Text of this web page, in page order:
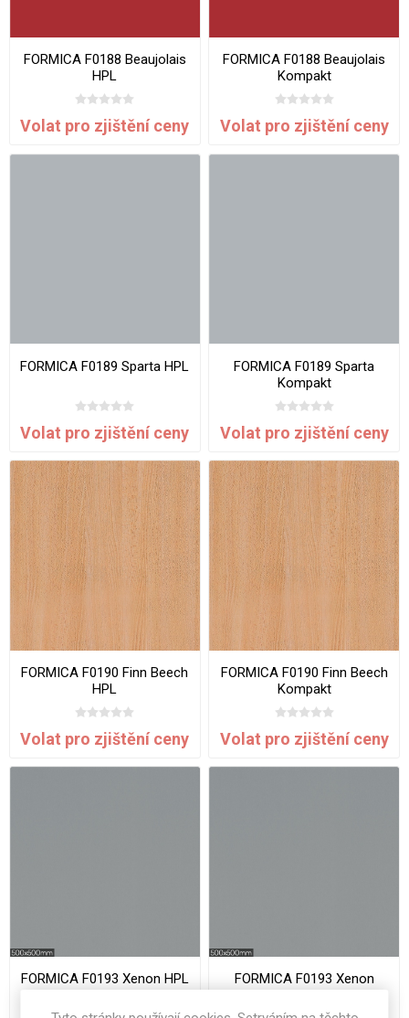
FORMICA F0188 Beaujolais
HPL
Volat pro zjištění ceny
FORMICA F0188 Beaujolais
Kompakt
Volat pro zjištění ceny
FORMICA F0189 Sparta HPL
Volat pro zjištění ceny
FORMICA F0189 Sparta
Kompakt
Volat pro zjištění ceny
FORMICA F0190 Finn Beech
HPL
Volat pro zjištění ceny
FORMICA F0190 Finn Beech
Kompakt
Volat pro zjištění ceny
FORMICA F0193 Xenon HPL
FORMICA F0193 Xenon
Kompakt